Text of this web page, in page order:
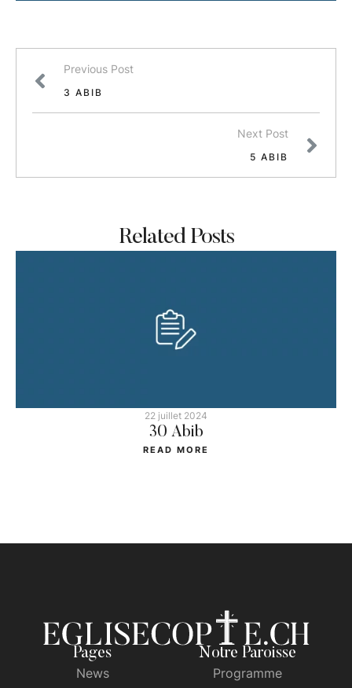
Previous Post
3 ABIB
Next Post
5 ABIB
Related Posts
22 juillet 2024
30 Abib
READ MORE
Pages
News
Notre Paroisse
Programme